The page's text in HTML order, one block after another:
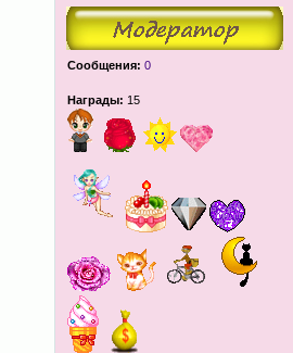
Сообщения: 0
Награды: 15